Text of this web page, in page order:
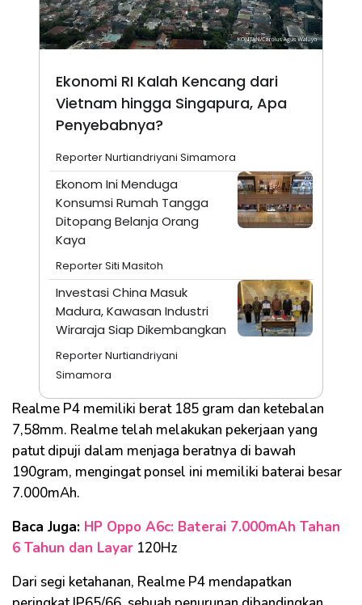
Ekonomi RI Kalah Kencang dari
Vietnam hingga Singapura, Apa
Penyebabnya?
Reporter Nurtiandriyani Simamora
Ekonom Ini Menduga
Konsumsi Rumah Tangga
Ditopang Belanja Orang
Kaya
Reporter Siti Masitoh
Investasi China Masuk
Madura, Kawasan Industri
Wiraraja Siap Dikembangkan
Reporter Nurtiandriyani
Simamora
Realme P4 memiliki berat 185 gram dan ketebalan
7,58mm. Realmetelah melakukan pekerjaan yang
patut dipuji dalam menjaga beratnya di bawah
190gram, mengingat ponsel ini memiliki baterai besar
7.000mAh.
Baca Juga: HP Oppo A6c: Baterai 7.000mAh Tahan
6 Tahun dan Layar 120Hz
Dari segi ketahanan, Realme P4 mendapatkan